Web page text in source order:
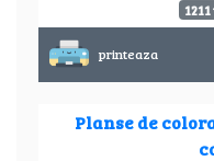
printeaza
Planse de